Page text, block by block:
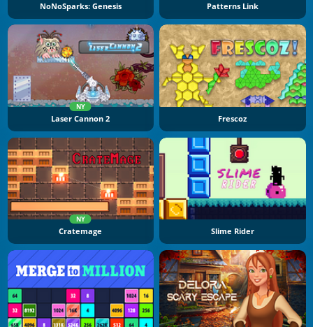
NoNoSparks: Genesis Patterns Link
NY
Laser Cannon 2 Frescoz
NY
Cratemage Slime Rider